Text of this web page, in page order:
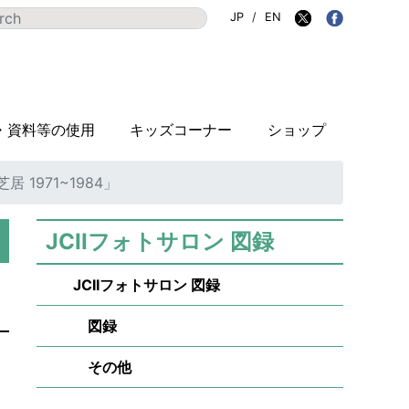
資料等の使用 キッズコーナー ショップ
JP / EN
1971~1984」
JCIIフォトサロン 図録
JCIIフォトサロン 図録
図録
その他